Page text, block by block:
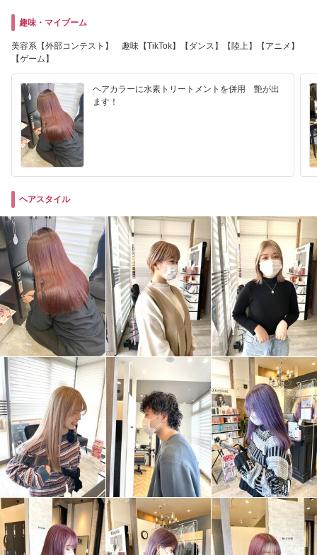
趣味・マイブーム
美容系【外部コンテスト】 趣味【TikTok】【ダンス】【陸上】【アニメ】
【ゲーム】
ヘアカラーに水素トリートメントを併用 艶が出
ます！
ヘアスタイル